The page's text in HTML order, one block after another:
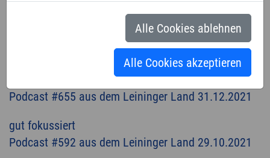
Podcast #655 aus dem Leininger Land 31.12.2021
gut fokussiert
Podcast #592 aus dem Leininger Land 29.10.2021
Alle Cookies ablehnen
Alle Cookies akzeptieren